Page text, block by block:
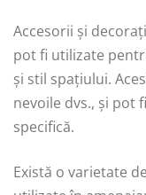
Accesorii și
pot fi utilizate
și stil spațiului.
nevoile dvs., și pot
specifică.
Există o varietate